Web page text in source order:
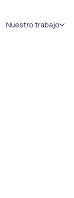
Nuestro trabajo